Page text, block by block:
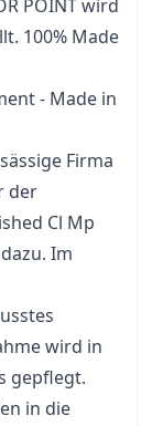
POINT wird
100% Made
- Made in
Firma
der
Cl Mp
Im
wird in
gepflegt.
in die